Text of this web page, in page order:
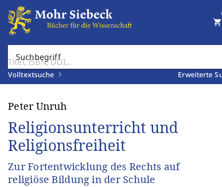
Suchbegriff
Volltextsuche Erweiterte
shopping_cart
Peter Unruh
Religionsunterricht und
Religionsfreiheit
Zur Fortentwicklung des Rechts auf
religiöse Bildung in der Schule